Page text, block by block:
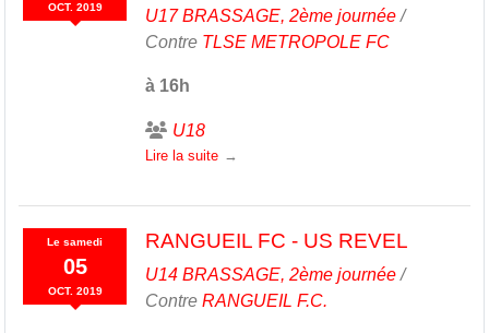
OCT. 2019 U17 BRASSAGE, 2ème journée/
Contre TLSE METROPOLE FC
à 16h
U18
Lire la suite
Lesamedi
05
OCT. 2019
RANGUEIL FC - US REVEL
U14 BRASSAGE, 2ème journée/
Contre RANGUEIL F.C.